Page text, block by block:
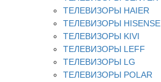
ТЕЛЕВИЗОРЫ HAIER
ТЕЛЕВИЗОРЫ HISENSE
ТЕЛЕВИЗОРЫ KIVI
ТЕЛЕВИЗОРЫ LEFF
ТЕЛЕВИЗОРЫ LG
ТЕЛЕВИЗОРЫ POLAR